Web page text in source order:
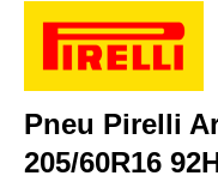
Pneu Pirelli
205/60R16